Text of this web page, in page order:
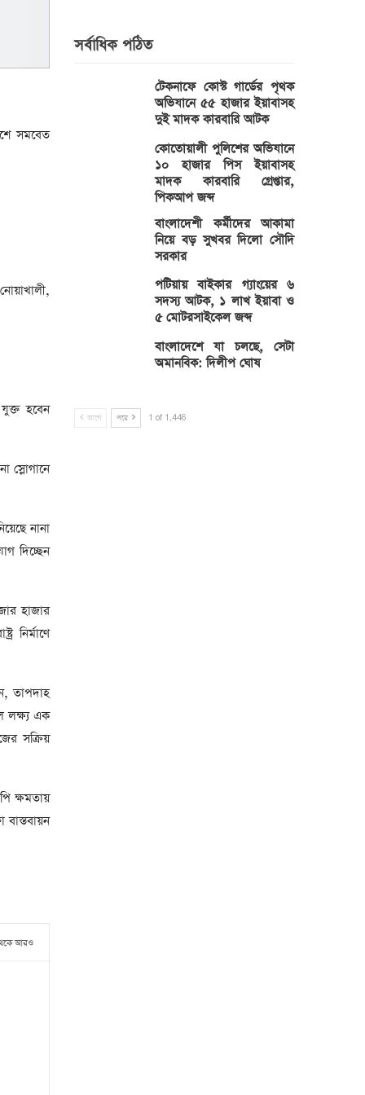
সমবেত
হবেন
স্লোগানে
নানা
দিচ্ছেন
হাজার
নির্মাণে
তাপদাহ
লক্ষ্য এক
সক্রিয়
ক্ষমতায়
আরও
সর্বাধিক পঠিত
টেকনাফে কোস্ট গার্ডের পৃথক
অভিযানে ৫৫ হাজার ইয়াবাসহ
দুই মাদক কারবারি আটক
কোতোয়ালী পুলিশের অভিযানে
১০ হাজার পিস ইয়াবাসহ
মাদক কারবারি গ্রেপ্তার,
পিকআপ জব্দ
বাংলাদেশী কর্মীদের আকামা
নিয়ে বড় সুখবর দিলো সৌদি
সরকার
পটিয়ায় বাইকার গ্যাংয়ের ৬
সদস্য আটক, ১ লাখ ইয়াবা ও
৫ মোটরসাইকেল জব্দ
বাংলাদেশে যা চলছে, সেটা
অমানবিক: দিলীপ ঘোষ
আগে পরে 1 of 1,446